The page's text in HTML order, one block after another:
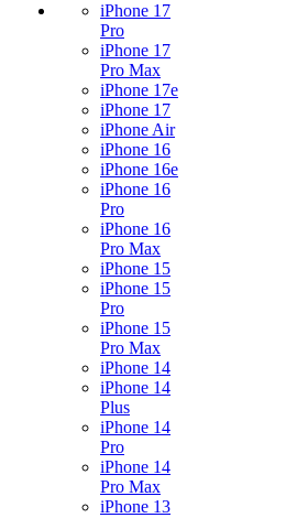
iPhone 17
Pro
iPhone 17
Pro Max
iPhone 17e
iPhone 17
iPhone Air
iPhone 16
iPhone 16e
iPhone 16
Pro
iPhone 16
Pro Max
iPhone 15
iPhone 15
Pro
iPhone 15
Pro Max
iPhone 14
iPhone 14
Plus
iPhone 14
Pro
iPhone 14
Pro Max
iPhone 13